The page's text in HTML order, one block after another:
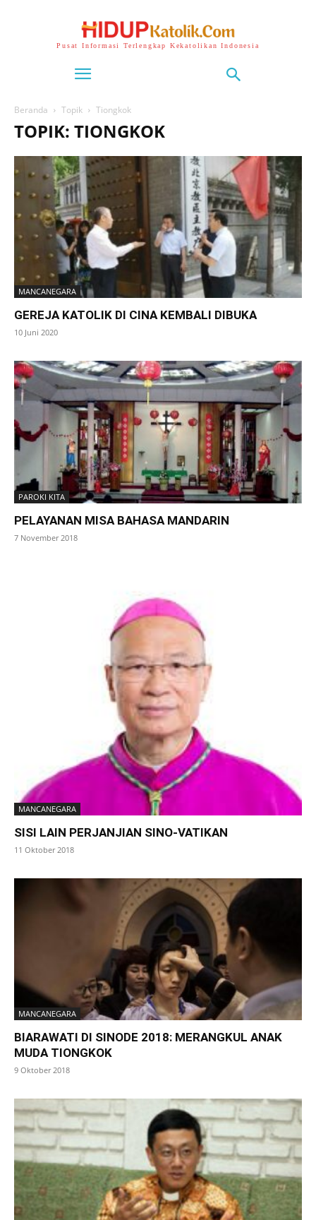
Pusat Informasi Terlengkap Kekatolikan Indonesia
Beranda Topik Tiongkok
TOPIK: TIONGKOK
MANCANEGARA
GEREJA KATOLIK DI CINA KEMBALI DIBUKA
10 Juni 2020
PAROKI KITA
PELAYANAN MISA BAHASA MANDARIN
7 November 2018
MANCANEGARA
SISI LAIN PERJANJIAN SINO-VATIKAN
11 Oktober 2018
MANCANEGARA
BIARAWATI DI SINODE 2018: MERANGKUL ANAK
MUDA TIONGKOK
9 Oktober 2018